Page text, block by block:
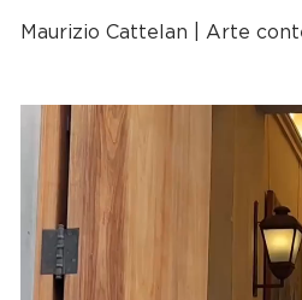
Maurizio Cattelan | Arte